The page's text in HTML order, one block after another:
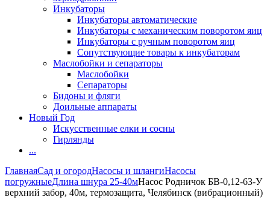
Инкубаторы
Инкубаторы автоматические
Инкубаторы с механическим поворотом яиц
Инкубаторы с ручным поворотом яиц
Сопутствующие товары к инкубаторам
Маслобойки и сепараторы
Маслобойки
Сепараторы
Бидоны и фляги
Доильные аппараты
Новый Год
Искусственные елки и сосны
Гирлянды
...
ГлавнаяСад и огородНасосы и шлангиНасосы
погружныеДлина шнура 25-40мНасос Родничок БВ-0,12-63-У
верхний забор, 40м, термозащита, Челябинск (вибрационный)